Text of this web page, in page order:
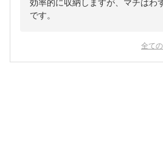
効率的に収納しますが、マチはわ
です。
全て